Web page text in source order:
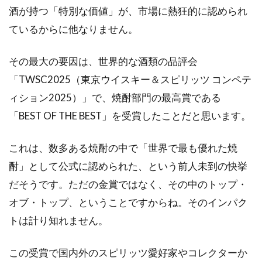
酒が持つ「特別な価値」が、市場に熱狂的に認められ
ているからに他なりません。
その最大の要因は、世界的な酒類の品評会
「TWSC2025（東京ウイスキー＆スピリッツ コンペテ
ィション2025）」で、焼酎部門の最高賞である
「BEST OF THE BEST」を受賞したことだと思います。
これは、数多ある焼酎の中で「世界で最も優れた焼
酎」として公式に認められた、という前人未到の快挙
だそうです。ただの金賞ではなく、その中のトップ・
オブ・トップ、ということですからね。そのインパク
トは計り知れません。
この受賞で国内外のスピリッツ愛好家やコレクターか